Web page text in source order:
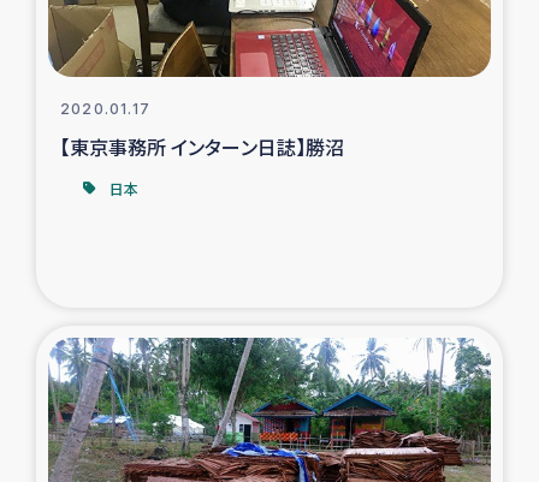
復興支援事業
民際教育事業
女性グループPIFWANITAによる食品加工事業
国内避難民への物資配付および教育支援
ミャンマー緊急支援
タイ国境ミャンマー移民子ども支援
2020.01.17
【東京事務所 インターン日誌】勝沼
日本